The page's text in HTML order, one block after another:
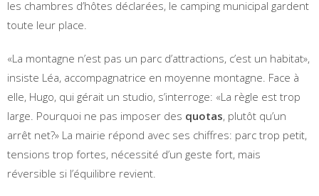
les chambres d’hôtes déclarées, le camping municipal gardent
toute leur place.
«La montagne n’est pas un parc d’attractions, c’est un habitat»,
insiste Léa, accompagnatrice en moyenne montagne. Face à
elle, Hugo, qui gérait un studio, s’interroge: «La règle est trop
large. Pourquoi ne pas imposer des quotas, plutôt qu’un
arrêt net?» La mairie répond avec ses chiffres: parc trop petit,
tensions trop fortes, nécessité d’un geste fort, mais
réversible si l’équilibre revient.